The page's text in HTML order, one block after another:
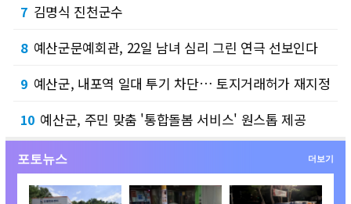
7 김명식 진천군수
8 예산군문예회관, 22일 남녀 심리 그린 연극 선보인다
9 예산군, 내포역 일대 투기 차단… 토지거래허가 재지정
10 예산군, 주민 맞춤 '통합돌봄 서비스' 원스톱 제공
포토뉴스 더보기